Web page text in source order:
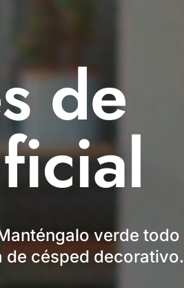
de
verde todo
de césped decorativo.